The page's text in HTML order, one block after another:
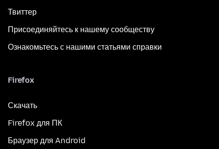
Твиттер
Присоединяйтесь к нашему сообществу
Ознакомьтесь с нашими статьями справки
Firefox
Скачать
Firefox для ПК
Браузер для Android